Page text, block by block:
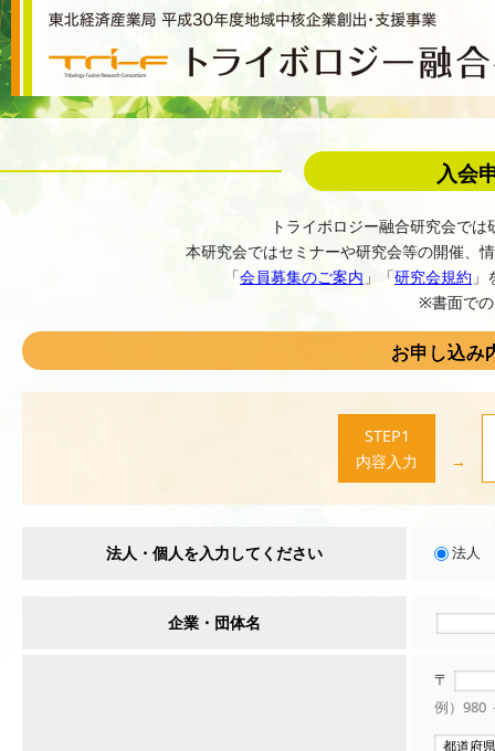
入会
トライボロジー融合研究会で
本研究会ではセミナーや研究会等の開催、
「会員募集のご案内 」「研究会規約
※書面で
お申し込み
STEP1
内容入力
→
法人・個人を入力してください 法人
企業・団体名
〒
例）